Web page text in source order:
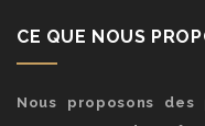
CE QUE NOUS
Nous proposons